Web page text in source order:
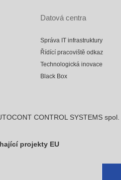
Datová centra
Správa IT infrastruktury
Řídící pracoviště odkaz
Technologická inovace
Black Box
CONTROL SYSTEMS spol.
projekty EU